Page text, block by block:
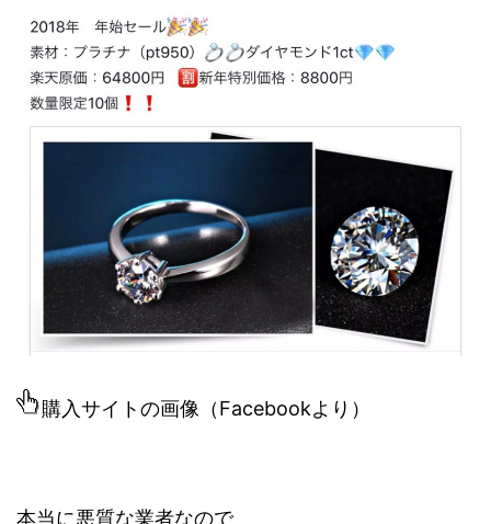
購入サイトの画像（Facebookより）
本当に悪質な業者なので